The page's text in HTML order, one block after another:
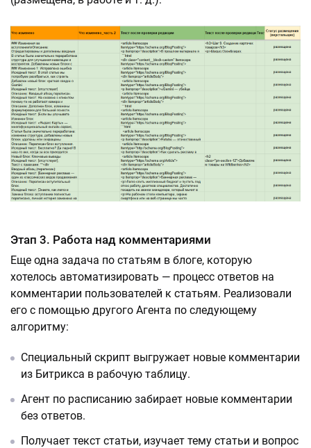
Этап 3. Работа над комментариями
Еще одна задача по статьям в блоге, которую
хотелось автоматизировать — процесс ответов на
комментарии пользователей к статьям. Реализовали
его с помощью другого Агента по следующему
алгоритму:
Специальный скрипт выгружает новые комментарии
из Битрикса в рабочую таблицу.
Агент по расписанию забирает новые комментарии
без ответов.
Получает текст статьи, изучает тему статьи и вопрос